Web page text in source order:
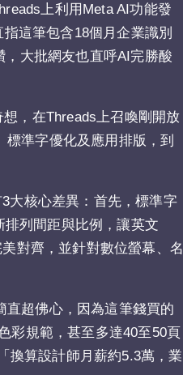
上利用Meta AI功能發
這筆包含18個月企業識別
大批網友也直呼AI完勝酸
，在Threads上召喚剛開放
準字優化及應用排版，到
大核心差異：首先，標準字
列間距與比例，讓英文
對齊，並針對數位螢幕、名
直超佛心，因為這筆錢買的
彩規範，甚至多達40至50頁
換算設計師月薪約5.3萬，業